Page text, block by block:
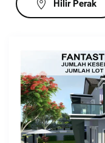
Hilir Perak